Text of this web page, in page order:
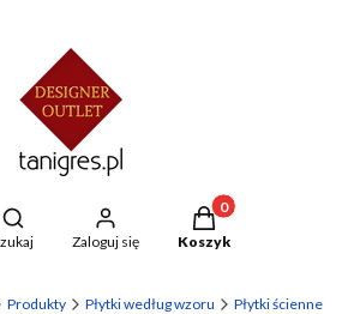
Otwórz wyszukiwarkę
Zaloguj się
Produkty w
Koszyk
Produkty Płytki według wzoru Płytki ścienne